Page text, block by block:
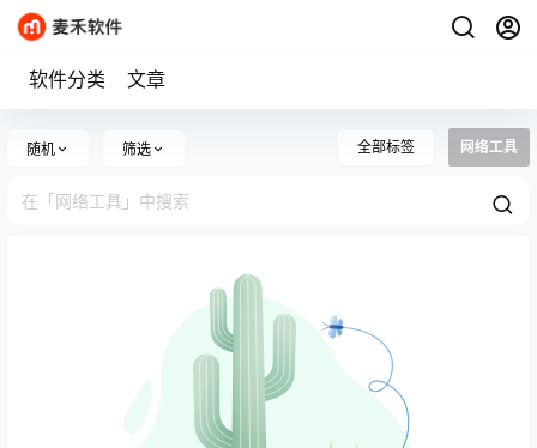
软件分类 文章
随机 筛选 全部标签 网络工具